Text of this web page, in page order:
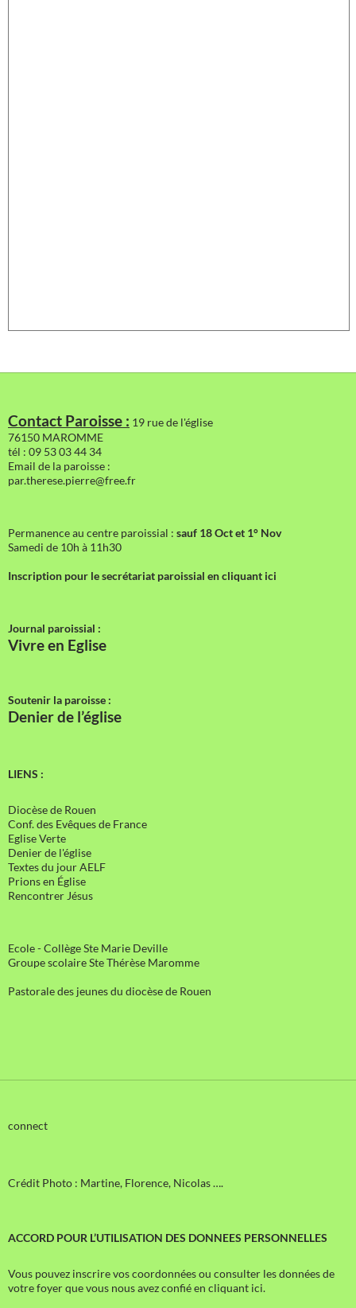
Contact Paroisse : 19 rue de l'église
76150 MAROMME
tél : 09 53 03 44 34
Email de la paroisse :
par.therese.pierre@free.fr
Permanence au centre paroissial : sauf 18 Oct et 1° Nov
Samedi de 10h à 11h30
Inscription pour le secrétariat paroissial en cliquant ici
Journal paroissial :
Vivre en Eglise
Soutenir la paroisse :
Denier de l’église
LIENS :
Diocèse de Rouen
Conf. des Evêques de France
Eglise Verte
Denier de l'église
Textes du jour AELF
Prions en Église
Rencontrer Jésus
Ecole - Collège Ste Marie Deville
Groupe scolaire Ste Thérèse Maromme
Pastorale des jeunes du diocèse de Rouen
connect
Crédit Photo : Martine, Florence, Nicolas ….
ACCORD POUR L’UTILISATION DES DONNEES PERSONNELLES
Vous pouvez inscrire vos coordonnées ou consulter les données de
votre foyer que vous nous avez confié en cliquant ici.